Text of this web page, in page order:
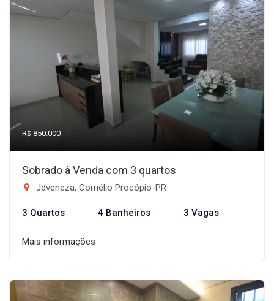
R$ 850.000
Sobrado à Venda com 3 quartos
Jdveneza, Cornélio Procópio-PR
3 Quartos 4 Banheiros 3 Vagas
Mais informações